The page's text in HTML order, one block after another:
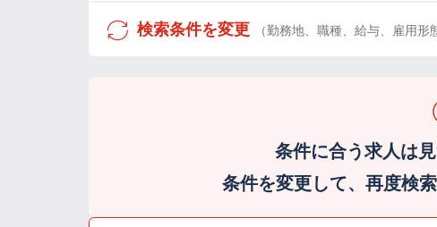
検索条件を変更 （勤務地、職種、給与、雇用形
条件に合う求人は
条件を変更して、再度検